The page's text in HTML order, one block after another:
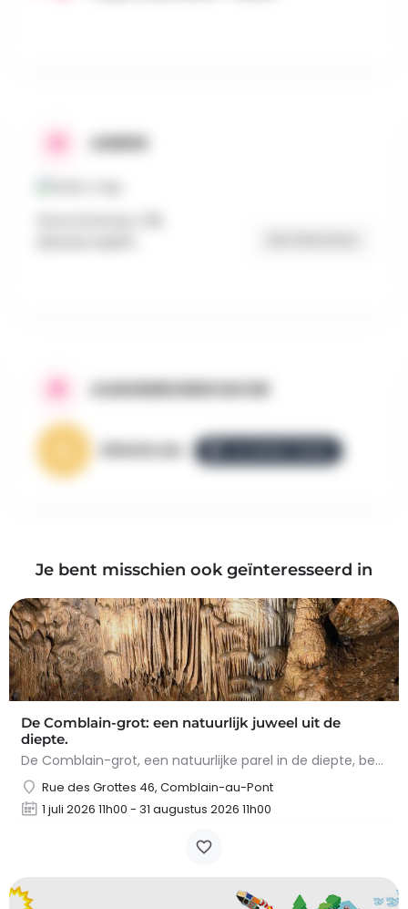
ADRES
AANGEBODEN DOOR
Je bent misschien ook geïnteresseerd in
De Comblain-grot: een natuurlijk juweel uit de
diepte.
De Comblain-grot, een natuurlijke parel in de diepte, betovert met zijn spectaculaire concreties. Tijdens het…
Rue des Grottes 46, Comblain-au-Pont
1 juli 2026 11h00 - 31 augustus 2026 11h00